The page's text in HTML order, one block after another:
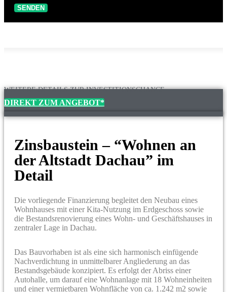
SENDEN
WEITERE DETAILS ZUR INVESTITIONSCHANCE
DIREKT ZUM ANGEBOT*
Zinsbaustein – “Wohnen an
der Altstadt Dachau” im
Detail
Die vorliegende Finanzierung begleitet den Neubau eines
Wohnhauses mit einer Kita-Nutzung im Erdgeschoss sowie
die Bestandsrenovierung eines Wohn- und Geschäftshauses in
zentraler Lage in Dachau.
Das Bauvorhaben ist als eine sich harmonisch einfügende
Nachverdichtung in unmittelbarer Angliederung an das
Bestandsgebäude konzipiert. Es erfolgt der Abriss einer
Autohalle, um darauf eine Wohnanlage mit 18 Wohneinheiten
und einer vermietbaren Wohnfläche von ca. 1.242 m2 sowie